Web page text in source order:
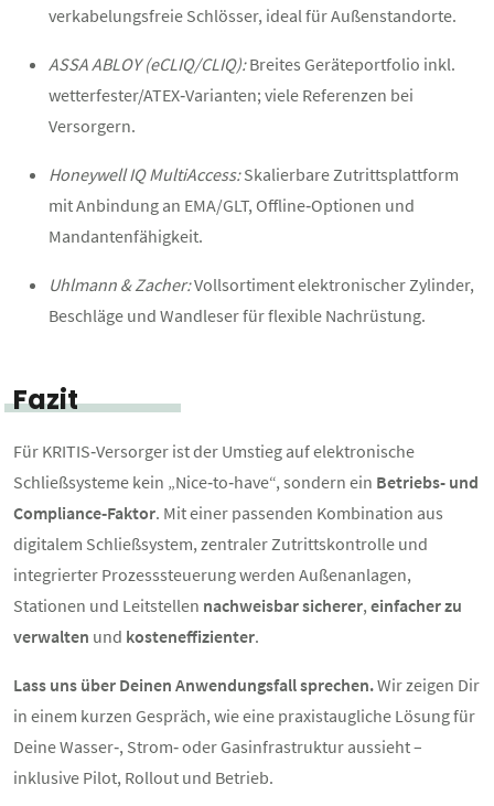
verkabelungsfreie Schlösser, ideal für Außenstandorte.
ASSA ABLOY (eCLIQ/CLIQ):Breites Geräteportfolio inkl.
wetterfester/ATEX‑Varianten; viele Referenzen bei
Versorgern.
Honeywell IQ MultiAccess:Skalierbare Zutrittsplattform
mit Anbindung an EMA/GLT, Offline‑Optionen und
Mandantenfähigkeit.
Uhlmann & Zacher:Vollsortiment elektronischer Zylinder,
Beschläge und Wandleser für flexible Nachrüstung.
Fazit
Für KRITIS‑Versorger ist der Umstieg auf elektronische
Schließsysteme kein „Nice‑to‑have“, sondern ein Betriebs- und
Compliance‑Faktor. Mit einer passenden Kombination aus
digitalem Schließsystem, zentraler Zutrittskontrolle und
integrierter Prozesssteuerung werden Außenanlagen,
Stationen und Leitstellen nachweisbar sicherer, einfacher zu
verwalten und kosteneffizienter.
Lass uns über Deinen Anwendungsfall sprechen.Wir zeigen Dir
in einem kurzen Gespräch, wie eine praxistaugliche Lösung für
Deine Wasser‑, Strom‑ oder Gasinfrastruktur aussieht –
inklusive Pilot, Rollout und Betrieb.